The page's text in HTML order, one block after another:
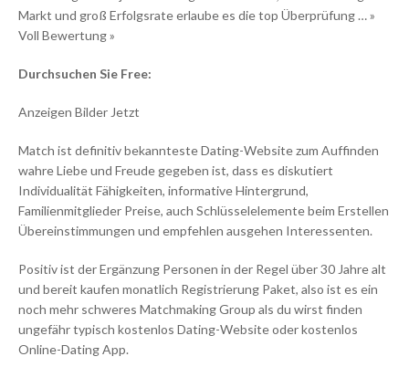
Markt und groß Erfolgsrate erlaube es die top Überprüfung … »
Voll Bewertung »
Durchsuchen Sie Free:
Anzeigen Bilder Jetzt
Match ist definitiv bekannteste Dating-Website zum Auffinden
wahre Liebe und Freude gegeben ist, dass es diskutiert
Individualität Fähigkeiten, informative Hintergrund,
Familienmitglieder Preise, auch Schlüsselelemente beim Erstellen
Übereinstimmungen und empfehlen ausgehen Interessenten.
Positiv ist der Ergänzung Personen in der Regel über 30 Jahre alt
und bereit kaufen monatlich Registrierung Paket, also ist es ein
noch mehr schweres Matchmaking Group als du wirst finden
ungefähr typisch kostenlos Dating-Website oder kostenlos
Online-Dating App.